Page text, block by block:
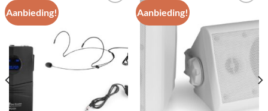
Aanbieding!
aan
wenslijst
Aanbieding!
Toevoegen
aan
wenslijst